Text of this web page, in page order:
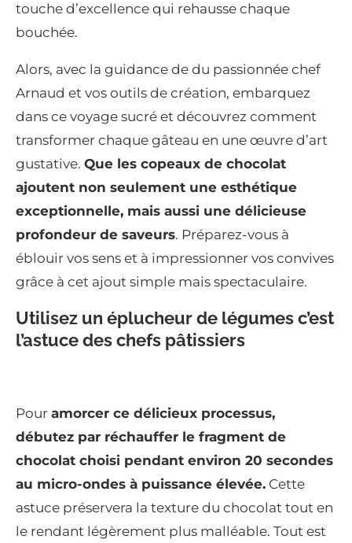
touche d’excellence qui rehausse chaque
bouchée.
Alors, avec la guidance de du passionnée chef
Arnaud et vos outils de création, embarquez
dans ce voyage sucré et découvrez comment
transformer chaque gâteau en une œuvre d’art
gustative. Que les copeaux de chocolat
ajoutent non seulement une esthétique
exceptionnelle, mais aussi une délicieuse
profondeur de saveurs. Préparez-vous à
éblouir vos sens et à impressionner vos convives
grâce à cet ajout simple mais spectaculaire.
Utilisez un éplucheur de légumes c’est
l’astuce des chefs pâtissiers
Pour amorcer ce délicieux processus,
débutez par réchauffer le fragment de
chocolat choisi pendant environ 20 secondes
au micro-ondes à puissance élevée. Cette
astuce préservera la texture du chocolat tout en
le rendant légèrement plus malléable. Tout est